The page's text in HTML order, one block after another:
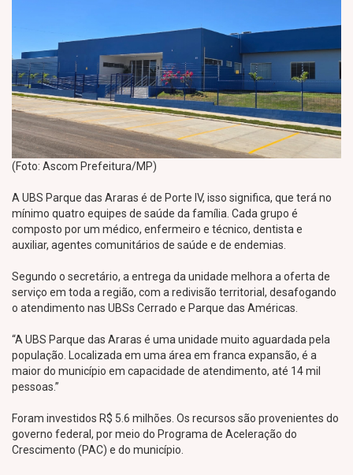
(Foto: Ascom Prefeitura/MP)
A UBS Parque das Araras é de Porte IV, isso significa, que terá no
mínimo quatro equipes de saúde da família. Cada grupo é
composto por um médico, enfermeiro e técnico, dentista e
auxiliar, agentes comunitários de saúde e de endemias.
Segundo o secretário, a entrega da unidade melhora a oferta de
serviço em toda a região, com a redivisão territorial, desafogando
o atendimento nas UBSs Cerrado e Parque das Américas.
“A UBS Parque das Araras é uma unidade muito aguardada pela
população. Localizada em uma área em franca expansão, é a
maior do município em capacidade de atendimento, até 14 mil
pessoas.”
Foram investidos R$ 5.6 milhões. Os recursos são provenientes do
governo federal, por meio do Programa de Aceleração do
Crescimento (PAC) e do município.